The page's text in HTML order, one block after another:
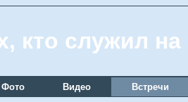
кто служил
Фото Видео Встречи